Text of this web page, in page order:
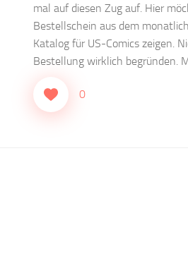
mal auf diesen Zug auf. Hier
Bestellschein aus dem
Katalog für US-Comics zeigen.
Bestellung wirklich begründen.
0